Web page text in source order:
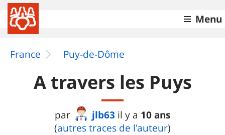
Menu
France Puy-de-Dôme
A travers les Puys
par jlb63 il y a 10 ans
(autres traces de l'auteur)